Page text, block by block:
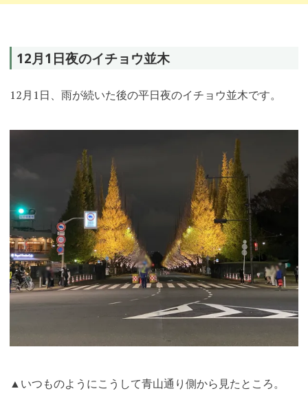
12月1 日夜のイチョウ並木
12月1日、雨が続いた後の平日夜のイチョウ並木です。
▲いつものようにこうして青山通り側から見たところ。